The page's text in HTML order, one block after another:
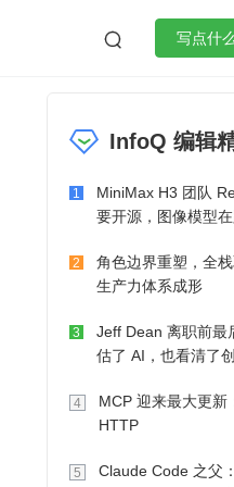
 写点什么
微服务架构InfoQ 编辑
1
MiniMax H3 团队
要开源，图像模型
2
角色边界重塑，全
生产力体系成形
3
Jeff Dean 离职前最
估了 AI，也看清了
4
MCP 迎来最大更新
HTTP
5
Claude Code 之父